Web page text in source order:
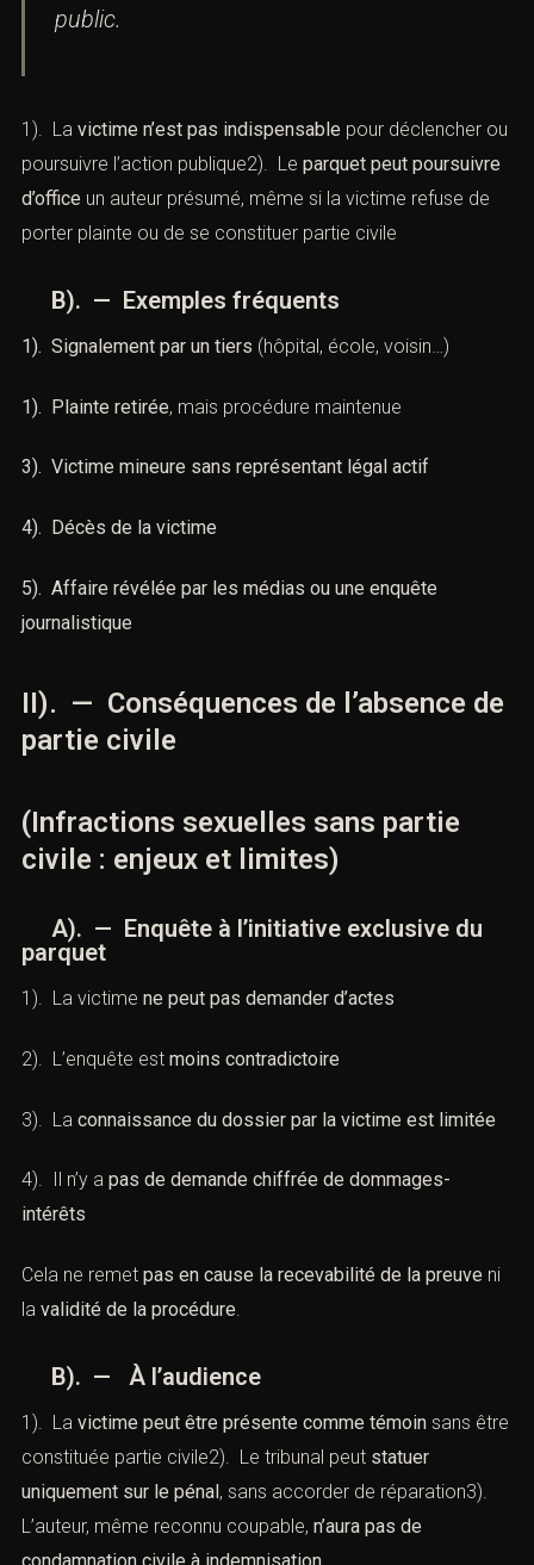
public.
1). La victime n’est pas indispensable pour déclencher ou
poursuivre l’action publique2). Le parquet peut poursuivre
d’office un auteur présumé, même si la victime refuse de
porter plainte ou de se constituer partie civile
B). — Exemples fréquents
1). Signalement par un tiers (hôpital, école, voisin…)
1). Plainte retirée, mais procédure maintenue
3). Victime mineure sans représentant légal actif
4). Décès de la victime
5). Affaire révélée par les médias ou une enquête
journalistique
II). — Conséquences de l’absence de
partie civile
(Infractions sexuelles sans partie
civile : enjeux et limites)
A). — Enquête à l’initiative exclusive du
parquet
1). La victime ne peut pas demander d’actes
2). L’enquête est moins contradictoire
3). La connaissance du dossier par la victime est limitée
4). Il n’y a pas de demande chiffrée de dommages-
intérêts
Cela ne remet pas en cause la recevabilité de la preuve ni
la validité de la procédure
B). — À l’audience
1). La victime peut être présente comme témoin sans être
constituée partie civile2). Le tribunal peut statuer
uniquement sur le pénal, sans accorder de réparation3).
L’auteur, même reconnu coupable, n’aura pas de